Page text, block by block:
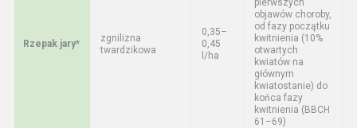
Rzepak jary*
zgnilizna
twardzikowa
0,35–
0,45
l/ha
pierwszych
objawów choroby,
od fazy początku
kwitnienia (10%
otwartych
kwiatów na
głównym
kwiatostanie) do
końca fazy
kwitnienia (BBCH
61–69)